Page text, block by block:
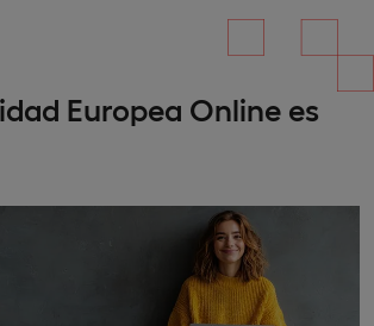
Europea Online es